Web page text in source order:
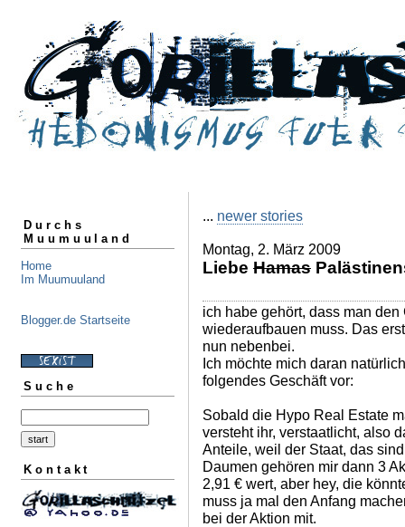
Durchs
Muumuuland
Home
Im Muumuuland
Blogger.de Startseite
Suche
Kontakt
... newer stories
Montag, 2. März 2009
Liebe Hamas
ich habe gehört, dass man
wiederaufbauen muss. Das
nun nebenbei.
Ich möchte mich daran
folgendes Geschäft vor:
Sobald die Hypo Real Estate
versteht ihr, verstaatlicht, also
Anteile, weil der Staat, das
Daumen gehören mir dann 3
2,91 € wert, aber hey, die
muss ja mal den Anfang
bei der Aktion mit.